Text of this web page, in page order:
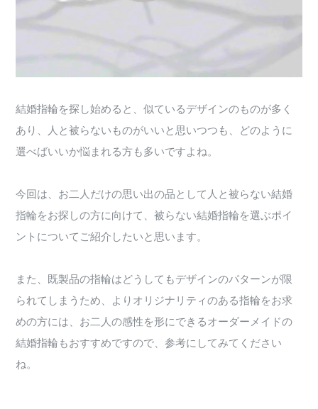
結婚指輪を探し始めると、似ているデザインのものが多く
あり、人と被らないものがいいと思いつつも、どのように
選べばいいか悩まれる方も多いですよね。
今回は、お二人だけの思い出の品として人と被らない結婚
指輪をお探しの方に向けて、被らない結婚指輪を選ぶポイ
ントについてご紹介したいと思います。
また、既製品の指輪はどうしてもデザインのパターンが限
られてしまうため、よりオリジナリティのある指輪をお求
めの方には、お二人の感性を形にできるオーダーメイドの
結婚指輪もおすすめですので、参考にしてみてください
ね。